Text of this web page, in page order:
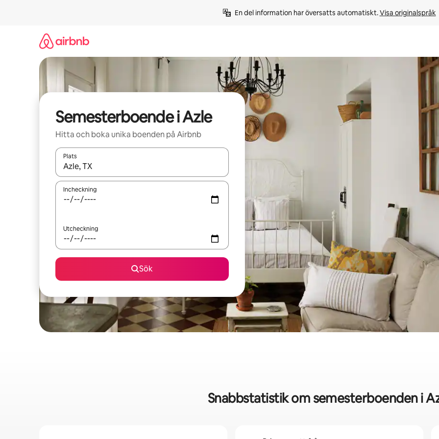
En del information har översatts automatiskt. Visa originalspråk
Semesterboende i Azle
Hitta och boka unika boenden på Airbnb
Plats
När resultaten är tillgängliga kan du navigera med upp- och nedåtpilarna eller utforska genom att trycka eller svepa.
Incheckning
Utcheckning
Sök
Snabbstatistik om semesterboenden i